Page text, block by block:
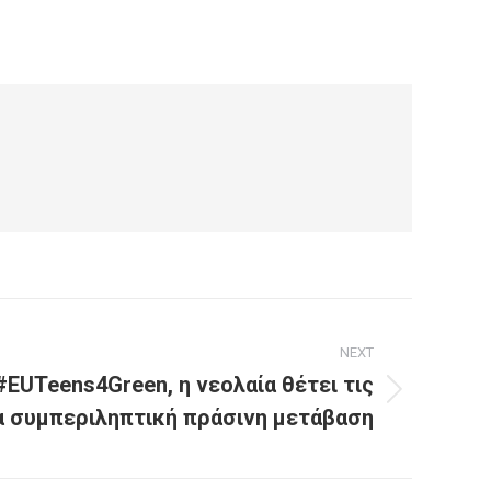
NEXT
η νεολαία θέτει τις
συμπεριληπτική πράσινη μετάβαση